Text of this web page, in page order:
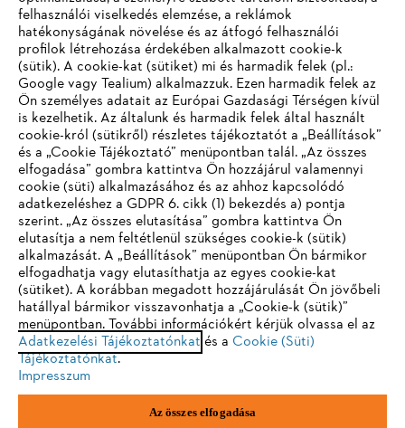
Vállalat
STIHL GYIK
Szerviz
Adatvédelem Impresszum Cookie tájékoztató
Jogi információk
Andreas Stihl Kereskedelmi Kft.
IHR BROWSER WIRD NICHT
UNTERSTÜTZT
Sie nutzen einen Browser, den wir noch nicht unterstützen. Für
eine optimale Nutzung unserer Seite empfehlen wir Ihnen, zu
einem der folgenden Browser zu wechseln:
Firefox Chrome
felhasználói viselkedés elemzése, a reklámok
hatékonyságának növelése és az átfogó felhasználói
profilok létrehozása érdekében alkalmazott cookie-k
(sütik). A cookie-kat (sütiket) mi és harmadik felek (pl.:
Google vagy Tealium) alkalmazzuk. Ezen harmadik felek az
Ön személyes adatait az Európai Gazdasági Térségen kívül
is kezelhetik. Az általunk és harmadik felek által használt
cookie-król (sütikről) részletes tájékoztatót a „Beállítások”
és a „Cookie Tájékoztató” menüpontban talál. „Az összes
elfogadása” gombra kattintva Ön hozzájárul valamennyi
cookie (süti) alkalmazásához és az ahhoz kapcsolódó
adatkezeléshez a GDPR 6. cikk (1) bekezdés a) pontja
szerint. „Az összes elutasítása” gombra kattintva Ön
elutasítja a nem feltétlenül szükséges cookie-k (sütik)
alkalmazását. A „Beállítások” menüpontban Ön bármikor
elfogadhatja vagy elutasíthatja az egyes cookie-kat
(sütiket). A korábban megadott hozzájárulását Ön jövőbeli
hatállyal bármikor visszavonhatja a „Cookie-k (sütik)”
menüpontban. További információkért kérjük olvassa el az
Adatkezelési Tájékoztatónkat és a Cookie (Süti)
Tájékoztatónkat.
Impresszum
Az összes elfogadása